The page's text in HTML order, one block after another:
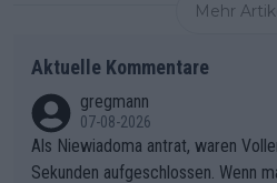
Mehr
Aktuelle Kommentare
gregmann
07-08-2026
Als Niewiadoma antrat, waren
Sekunden aufgeschlossen. Wenn